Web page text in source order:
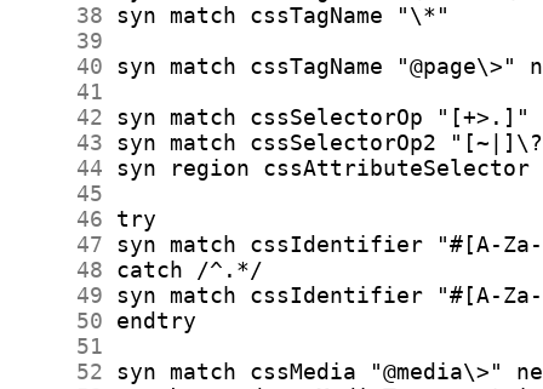
     38
     39
     40
     41
     42
     43
     44
     45
     46
     47
     48
     49
     50
     51
     52